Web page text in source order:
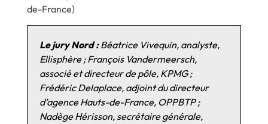
de-France)
Le jury Nord :Béatrice Vivequin, analyste,
Ellisphère ; François Vandermeersch,
associé et directeur de pôle, KPMG ;
Frédéric Delaplace, adjoint du directeur
d’agence Hauts-de-France, OPPBTP ;
Nadège Hérisson, secrétaire générale,